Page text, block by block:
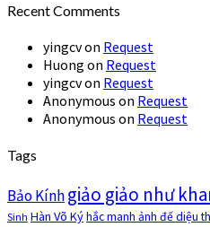
Recent Comments
yingcvon Request
Huong on Request
yingcvon Request
Anonymous on Request
Anonymous on Request
Tags
Bảo Kínhgiảo giảo như
Sinh Hàn Võ Kýhắc manh ảnh đế diệu